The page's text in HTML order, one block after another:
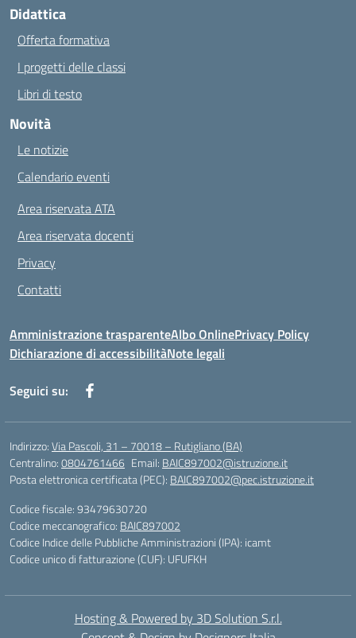
Didattica
Offerta formativa
I progetti delle classi
Libri di testo
Novità
Le notizie
Calendario eventi
Area riservata ATA
Area riservata docenti
Privacy
Contatti
Amministrazione trasparenteAlbo OnlinePrivacy Policy
Dichiarazione di accessibilitàNote legali
Seguici su:
Indirizzo:Via Pascoli, 31 – 70018 – Rutigliano (BA)
Centralino:0804761466 Email: BAIC897002@istruzione.it
Posta elettronica certificata (PEC): BAIC897002@pec.istruzione.it
Codice fiscale: 93479630720
Codice meccanografico: BAIC897002
Codice Indice delle Pubbliche Amministrazioni (IPA): icamt
Codice unico di fatturazione (CUF): UFUFKH
Hosting & Powered by 3D Solution S.r.l.